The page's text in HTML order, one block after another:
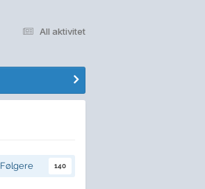
All aktivitet
Følgere 140